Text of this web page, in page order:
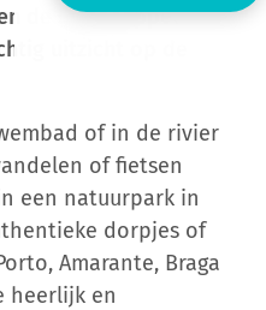
de sinaasappel &
uitzicht op de
of in de rivier
of fietsen
een natuurpark in
dorpjes of
Amarante, Braga
heerlijk en